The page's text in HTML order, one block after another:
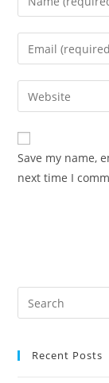
Save my name,
next time I
Recent Posts